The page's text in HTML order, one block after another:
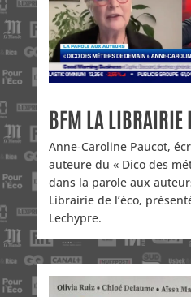
BFM LA LIBRAIRIE
Anne-Caroline Paucot,
auteure du « Dico des
dans la parole aux
Librairie de l’éco,
Lechypre.